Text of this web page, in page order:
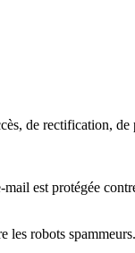
de rectification,
mail est protégée
les robots